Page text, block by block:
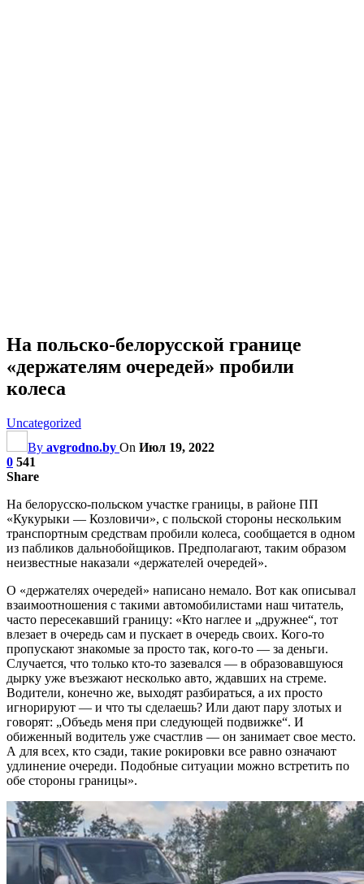
На польско-белорусской границе
«держателям очередей» пробили
колеса
Uncategorized
By avgrodno.by On Июл 19, 2022
0 541
Share
На белорусско-польском участке границы, в районе ПП
«Кукурыки — Козловичи», с польской стороны нескольким
транспортным средствам пробили колеса, сообщается в одном
из пабликов дальнобойщиков. Предполагают, таким образом
неизвестные наказали «держателей очередей».
О «держателях очередей» написано немало. Вот как описывал
взаимоотношения с такими автомобилистами наш читатель,
часто пересекавший границу: «Кто наглее и „дружнее“, тот
влезает в очередь сам и пускает в очередь своих. Кого-то
пропускают знакомые за просто так, кого-то — за деньги.
Случается, что только кто-то зазевался — в образовавшуюся
дырку уже въезжают несколько авто, ждавших на стреме.
Водители, конечно же, выходят разбираться, а их просто
игнорируют — и что ты сделаешь? Или дают пару злотых и
говорят: „Объедь меня при следующей подвижке“. И
обиженный водитель уже счастлив — он занимает свое место.
А для всех, кто сзади, такие рокировки все равно означают
удлинение очереди. Подобные ситуации можно встретить по
обе стороны границы».